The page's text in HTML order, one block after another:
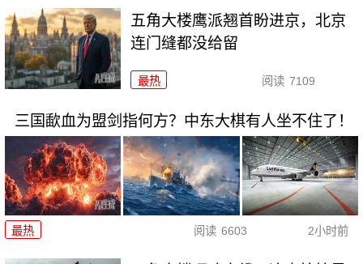
五角大楼鹰派翘首盼进京，北京
连门缝都没给留
最热 阅读 7109
三国歃血为盟剑指何方？中东大棋有人坐不住了！
最热 阅读 6603 2小时前